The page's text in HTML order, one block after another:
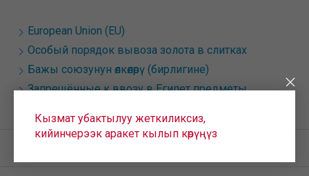
European Union (EU)
Особый порядок вывоза золота в слитках
Бажы союзунун өлкөлөрү (бирлигине)
Запрещённые к ввозу в Египет предметы
Кызмат убактылуу жеткиликсиз,
кийинчерээк аракет кылып көрүңүз